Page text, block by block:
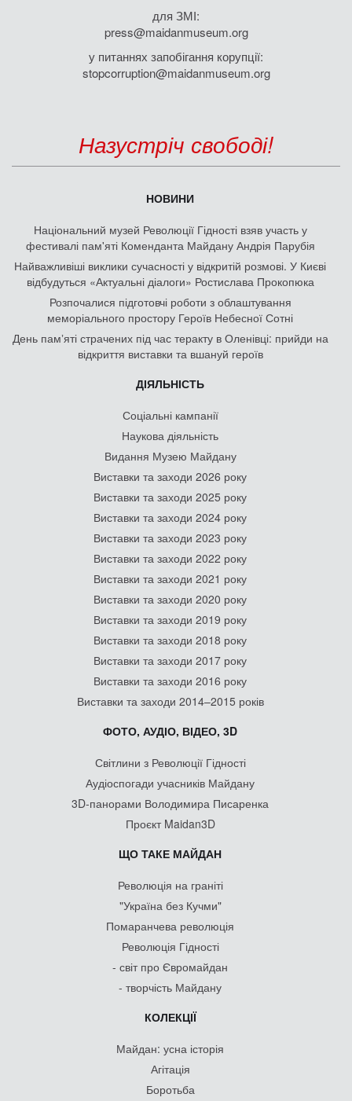
для ЗМІ:
press@maidanmuseum.org
у питаннях запобігання корупції:
stopcorruption@maidanmuseum.org
Назустріч свободі!
НОВИНИ
Національний музей Революції Гідності взяв участь у
фестивалі пам'яті Коменданта Майдану Андрія Парубія
Найважливіші виклики сучасності у відкритій розмові. У Києві
відбудуться «Актуальні діалоги» Ростислава Прокопюка
Розпочалися підготовчі роботи з облаштування
меморіального простору Героїв Небесної Сотні
День памʼяті страчених під час теракту в Оленівці: прийди на
відкриття виставки та вшануй героїв
ДІЯЛЬНІСТЬ
Соціальні кампанії
Наукова діяльність
Видання Музею Майдану
Виставки та заходи 2026 року
Виставки та заходи 2025 року
Виставки та заходи 2024 року
Виставки та заходи 2023 року
Виставки та заходи 2022 року
Виставки та заходи 2021 року
Виставки та заходи 2020 року
Виставки та заходи 2019 року
Виставки та заходи 2018 року
Виставки та заходи 2017 року
Виставки та заходи 2016 року
Виставки та заходи 2014–2015 років
ФОТО, АУДІО, ВІДЕО, 3D
Світлини з Революції Гідності
Аудіоспогади учасників Майдану
3D-панорами Володимира Писаренка
Проєкт Maidan3D
ЩО ТАКЕ МАЙДАН
Революція на граніті
"Україна без Кучми"
Помаранчева революція
Революція Гідності
- світ про Євромайдан
- творчість Майдану
КОЛЕКЦІЇ
Майдан: усна історія
Агітація
Боротьба